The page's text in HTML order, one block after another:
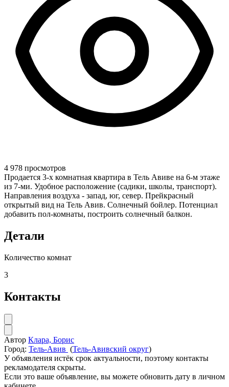
4 978 просмотров
Продается 3-х комнатная квартира в Тель Авиве на 6-м этаже
из 7-ми. Удобное расположение (садики, школы, транспорт).
Направления воздуха - запад, юг, север. Прейкрасный
открытый вид на Тель Авив. Солнечный бойлер. Потенциал
добавить пол-комнаты, построить солнечный балкон.
Детали
Количество комнат
3
Контакты
Автор Клара, Борис
Город: Тель-Авив (Тель-Авивский округ)
У объявления истёк срок актуальности, поэтому контакты
рекламодателя скрыты.
Если это ваше объявление, вы можете обновить дату в личном